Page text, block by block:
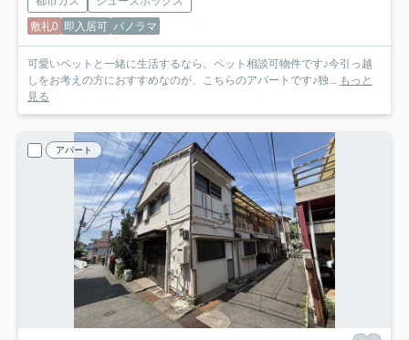
敷礼0 即入居可 パノラマ
可愛いペットと一緒に生活するなら、ペット相談可物件です♪今引っ越
しをお考えの方におすすめなのが、こちらのアパートです♪独...
もっと
見る
アパート